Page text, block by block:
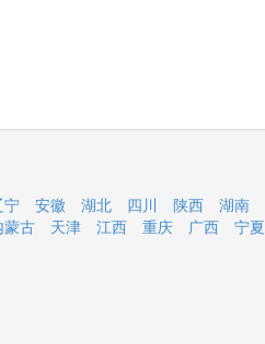
宁 安徽 湖北 四川 陕西 湖南
蒙古 天津 江西 重庆 广西 宁夏